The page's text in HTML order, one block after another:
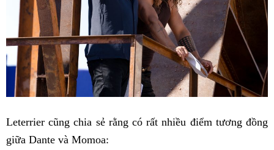
Leterrier cũng chia sẻ rằng có rất nhiều điểm tương đồng
giữa Dante và Momoa: